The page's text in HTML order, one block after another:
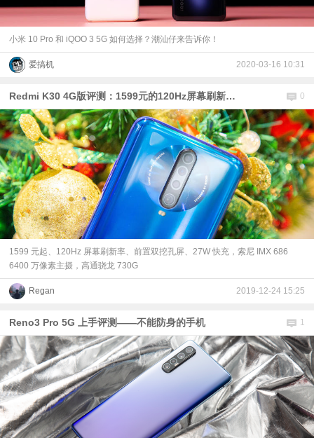
小米 10 Pro 和 iQOO 3 5G 如何选择？潮汕仔来告诉你！
爱搞机 2020-03-16 10:31
Redmi K30 4G版评测：1599元的120Hz屏幕刷新率，问你怕未？ 0
1599 元起、120Hz 屏幕刷新率、前置双挖孔屏、27W 快充，索尼 IMX 686
6400 万像素主摄，高通骁龙 730G
Regan 2019-12-24 15:25
Reno3 Pro 5G 上手评测——不能防身的手机 1